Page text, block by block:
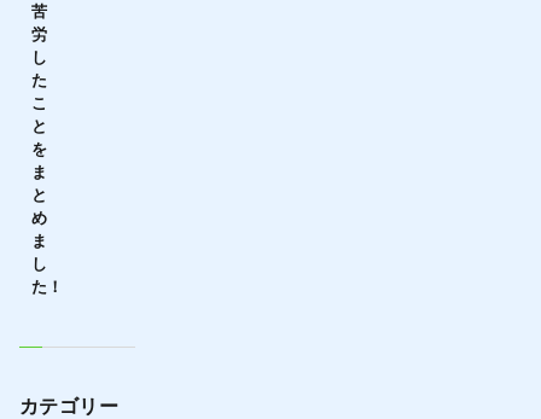
苦
労
し
た
こ
と
を
ま
と
め
ま
し
た！
カテゴリー